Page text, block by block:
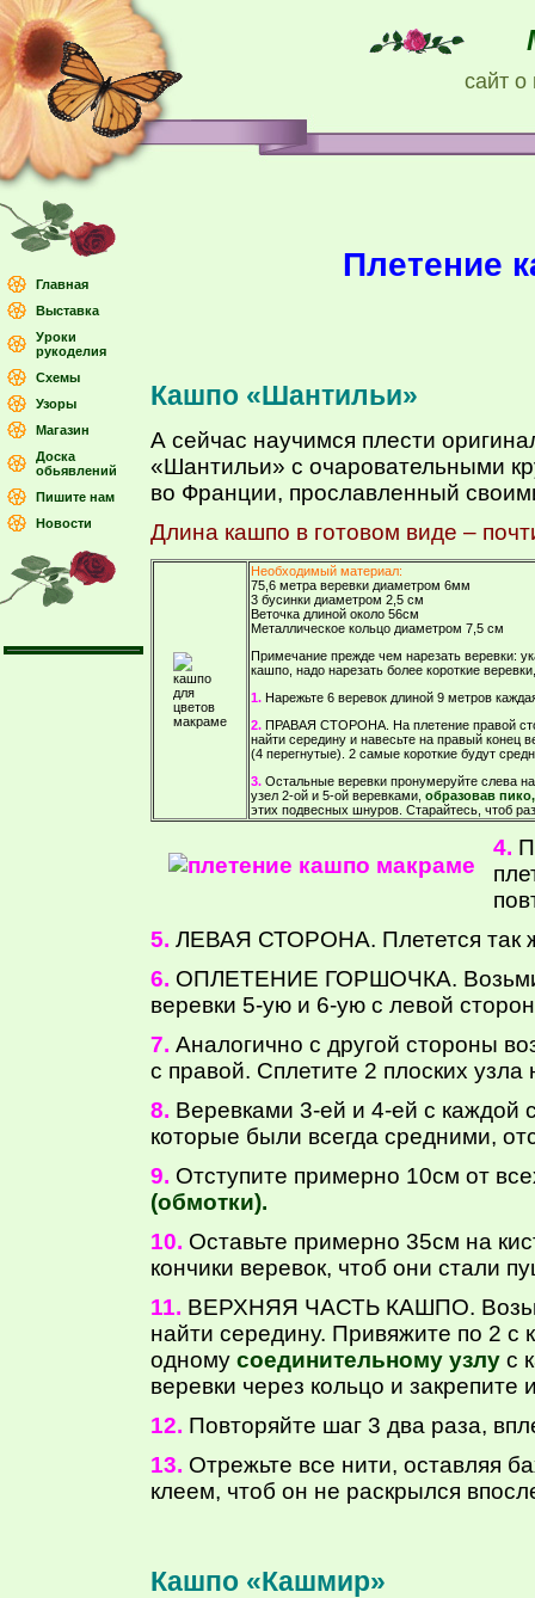
сайт о
Главная
Выставка
Уроки
рукоделия
Схемы
Узоры
Магазин
Доска
обьявлений
Пишите нам
Новости
Плетение
Кашпо «Шантильи»
А сейчас научимся плести
«Шантильи» с очаровательными
во Франции, прославленный
Длина кашпо в готовом виде –
Необходимый материал:
75,6 метра веревки диаметром 6мм
3 бусинки диаметром 2,5 см
Веточка длиной около 56см
Металлическое кольцо диаметром 7,5 см
Примечание прежде чем нарезать веревки:
кашпо, надо нарезать более короткие
1. Нарежьте 6 веревок длиной 9 метров
2. ПРАВАЯ СТОРОНА. На плетение правой
найти середину и навесьте на правый конец
(4 перегнутые). 2 самые короткие будут
3. Остальные веревки пронумеруйте слева
узел 2-ой и 5-ой веревками, образовав
этих подвесных шнуров. Старайтесь, чтоб
4.
5. ЛЕВАЯ СТОРОНА. Плетется так
6. ОПЛЕТЕНИЕ ГОРШОЧКА.
веревки 5-ую и 6-ую с левой
7. Аналогично с другой стороны
с правой. Сплетите 2 плоских
8. Веревками 3-ей и 4-ей с каждой
которые были всегда средними,
9. Отступите примерно 10см от
(обмотки).
10. Оставьте примерно 35см на
кончики веревок, чтоб они стали
11. ВЕРХНЯЯ ЧАСТЬ КАШПО.
найти середину. Привяжите по 2 с
одному соединительному узлу с
веревки через кольцо и
12. Повторяйте шаг 3 два раза,
13. Отрежьте все нити, оставляя
клеем, чтоб он не раскрылся
Кашпо «Кашмир»